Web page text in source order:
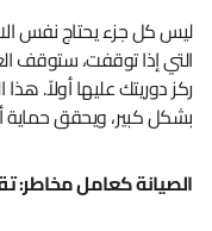
ليس كل جزء يحتاج نفس
التي إذا توقفت، ستوقف
ركز دوريتك عليها أولاً. هذا
بشكل كبير، ويحقق حماية
الصيانة كعامل مخاطر: